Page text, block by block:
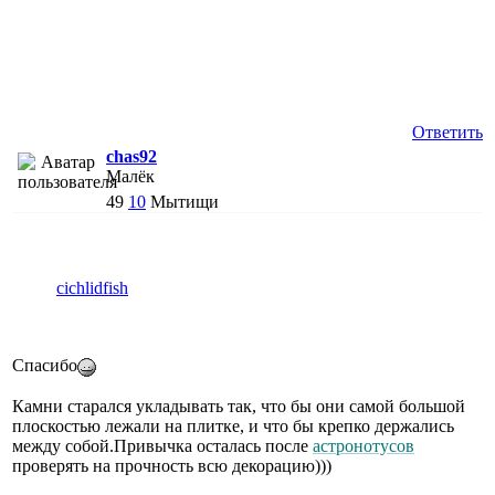
Ответить
chas92
Малёк
49 10 Мытищи
cichlidfish
Спасибо
Камни старался укладывать так, что бы они самой большой
плоскостью лежали на плитке, и что бы крепко держались
между собой.Привычка осталась после астронотусов
проверять на прочность всю декорацию)))